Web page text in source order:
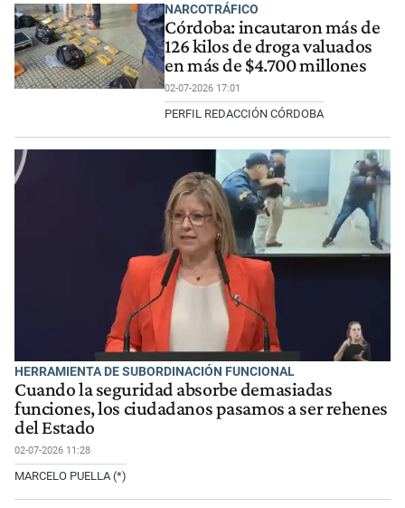
NARCOTRÁFICO
Córdoba: incautaron más de
126 kilos de droga valuados
en más de $4.700 millones
02-07-2026 17:01
PERFIL REDACCIÓN CÓRDOBA
HERRAMIENTA DE SUBORDINACIÓN FUNCIONAL
Cuando la seguridad absorbe demasiadas
funciones, los ciudadanos pasamos a ser rehenes
del Estado
02-07-2026 11:28
MARCELO PUELLA (*)